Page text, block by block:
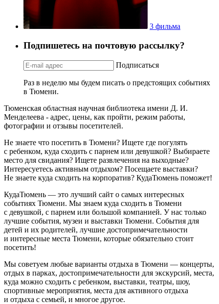
3 фильма
Подпишетесь на почтовую рассылку?
Подписаться
Раз в неделю мы будем писать о предстоящих событиях
в Тюмени.
Тюменская областная научная библиотека имени Д. И.
Менделеева - адрес, цены, как пройти, режим работы,
фотографии и отзывы посетителей.
Не знаете что посетить в Тюмени? Ищете где погулять
с ребенком, куда сходить с парнем или девушкой? Выбираете
место для свидания? Ищете развлечения на выходные?
Интересуетесь активным отдыхом? Посещаете выставки?
Не знаете куда сходить на корпоратив? КудаТюмень поможет!
КудаТюмень — это лучший сайт о самых интересных
событиях Тюмени. Мы знаем куда сходить в Тюмени
с девушкой, с парнем или большой компанией. У нас только
лучшие события, музеи и выставки Тюмени. События для
детей и их родителей, лучшие достопримечательности
и интересные места Тюмени, которые обязательно стоит
посетить!
Мы советуем любые варианты отдыха в Тюмени — концерты,
отдых в парках, достопримечательности для экскурсий, места,
куда можно сходить с ребенком, выставки, театры, шоу,
спортивные мероприятия, места для активного отдыха
и отдыха с семьей, и многое другое.